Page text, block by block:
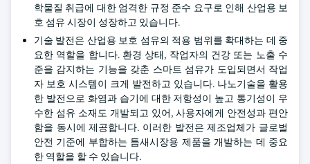
학물질 취급에 대한 엄격한 규정 준수 요구로 인해 산업용 보
호 섬유 시장이 성장하고 있습니다.
기술 발전은 산업용 보호 섬유의 적용 범위를 확대하는 데 중
요한 역할을 합니다. 환경 상태, 작업자의 건강 또는 노출 수
준을 감지하는 기능을 갖춘 스마트 섬유가 도입되면서 작업
자 보호 시스템이 크게 발전하고 있습니다. 나노기술을 활용
한 발전으로 화염과 습기에 대한 저항성이 높고 통기성이 우
수한 섬유 소재도 개발되고 있어, 사용자에게 안전성과 편안
함을 동시에 제공합니다. 이러한 발전은 제조업체가 글로벌
안전 기준에 부합하는 틈새시장용 제품을 개발하는 데 중요
한 역할을 할 수 있습니다.